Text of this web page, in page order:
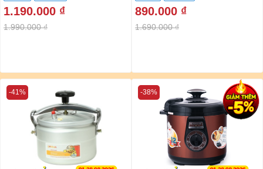
1.190.000 ₫
1.990.000 ₫
890.000 ₫
1.690.000 ₫
-41% -38%